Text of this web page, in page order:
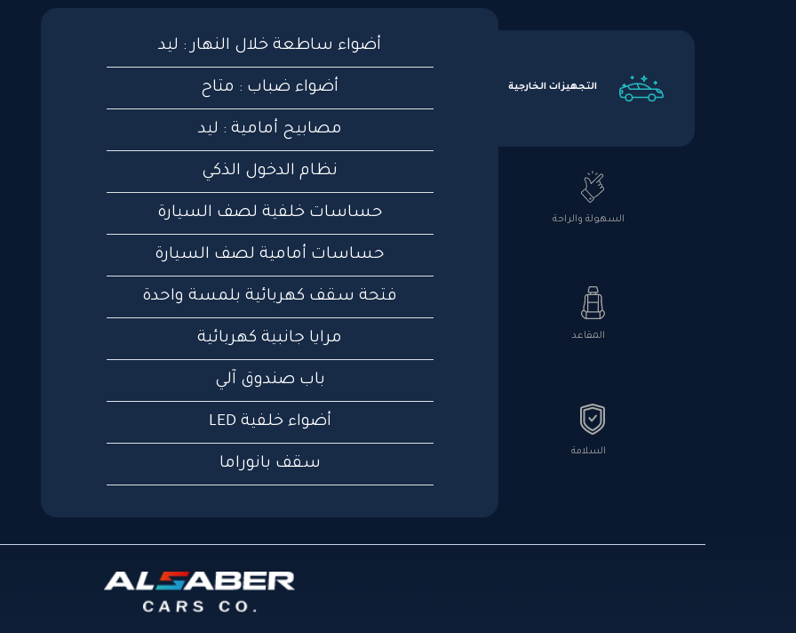
التجهيزات الخارجية
السهولة والراحة
المقاعد
السلامة
أضواء ساطعة خلال النهار : ليد
أضواء ضباب : متاح
مصابيح أمامية : ليد
نظام الدخول الذكي
حساسات خلفية لصف السيارة
حساسات أمامية لصف السيارة
فتحة سقف كهربائية بلمسة واحدة
مرايا جانبية كهربائية
باب صندوق آلي
أضواء خلفية LED
سقف بانوراما